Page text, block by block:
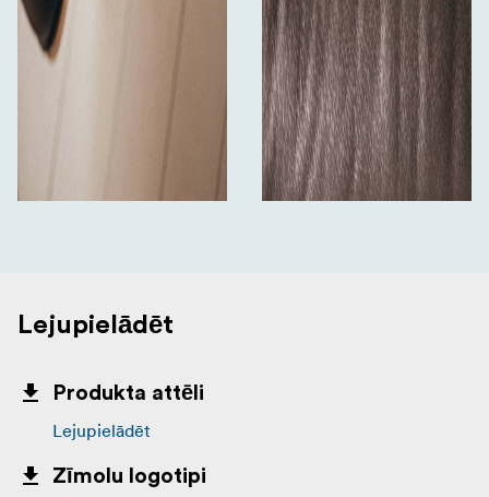
Lejupielādēt
Produkta attēli
Lejupielādēt
Zīmolu logotipi